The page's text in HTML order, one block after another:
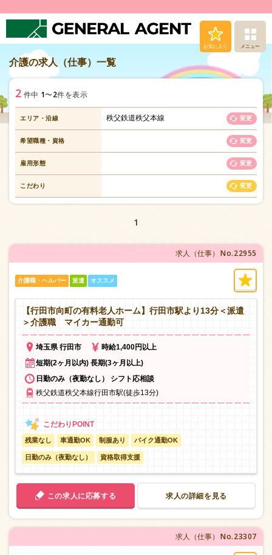
お気に入り メニュー
求人（仕事）検索
転職支援サービス
安心の福利厚生
お問い合わせ
介護の求人（仕事）一覧
2 件中 1〜2件を表示
エリア・沿線 秩父鉄道秩父本線 変更
希望職種・資格 変更
雇用形態 変更
こだわり 変更
1
求人（仕事） No.22955
介護職・ヘルパー 派遣 オススメ
【行田市向町の有料老人ホーム】行田市駅より13分＜派遣
＞介護職 マイカー通勤可
埼玉県 行田市
時給1,400円以上
短期(2ヶ月以内) 長期(3ヶ月以上)
日勤のみ（夜勤なし） シフト応相談
秩父鉄道秩父本線行田市駅(徒歩13分)
残業なし 車通勤OK 制服あり バイク通勤OK
日勤のみ（夜勤なし） 資格取得支援
この求人に応募する 求人の詳細を見る
求人（仕事） No.23307